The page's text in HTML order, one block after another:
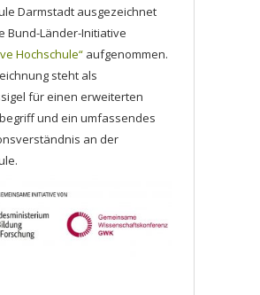
Darmstadt ausgezeichnet
Bund-Länder-Initiative
Hochschule“ aufgenommen.
steht als
für einen erweiterten
und ein umfassendes
an der